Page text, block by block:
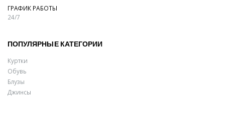
ГРАФИК РАБОТЫ
24/7
ПОПУЛЯРНЫЕ КАТЕГОРИИ
Куртки
Обувь
Блузы
Джинсы